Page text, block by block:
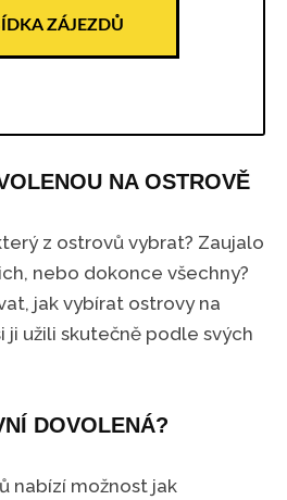
ZÁJEZDŮ
NA OSTROVĚ
z ostrovů vybrat? Zaujalo
nebo dokonce všechny?
jak vybírat ostrovy na
ji užili skutečně podle svých
DOVOLENÁ?
nabízí možnost jak